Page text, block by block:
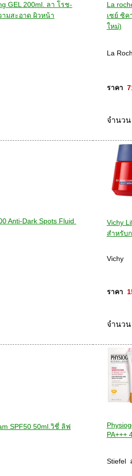
GEL 200ml. ลา โรช-
ามสะอาด ผิวหน้า
La
เซย์ ซิค
ใหม่)
La
ราคา
จำนวน
Anti-Dark Spots Fluid
Vichy
สำหรับ
Vichy
ราคา
จำนวน
SPF50 50ml.วิชี่ ลิฟ
PA+++
Stiefel